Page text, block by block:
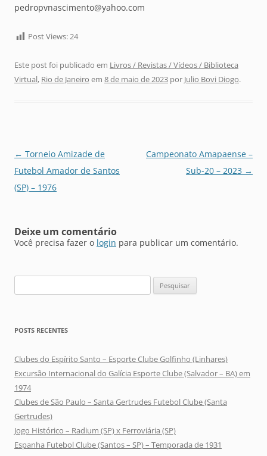
pedropvnascimento@yahoo.com
Post Views:24
Este post foi publicado em Livros / Revistas / Vídeos / Biblioteca
Virtual, Rio de Janeiro em 8 de maio de 2023 por Julio Bovi Diogo.
Navegação
de
posts
← Torneio Amizade de
Futebol Amador de Santos
(SP) – 1976
Campeonato Amapaense –
Sub-20 – 2023 →
Deixe um comentário
Você precisa fazer o login para publicar um comentário.
por:
POSTS RECENTES
Clubes do Espírito Santo – Esporte Clube Golfinho (Linhares)
Excursão Internacional do Galícia Esporte Clube (Salvador – BA) em
1974
Clubes de São Paulo – Santa Gertrudes Futebol Clube (Santa
Gertrudes)
Jogo Histórico – Radium (SP) x Ferroviária (SP)
Espanha Futebol Clube (Santos – SP) – Temporada de 1931